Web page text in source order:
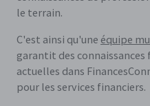
le terrain.
C'est ainsi qu'une équipe
garantit des
actuelles dans
pour les services financiers.